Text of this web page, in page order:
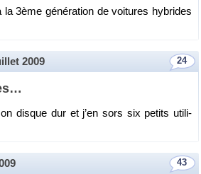
la 3ème gé­né­ra­tion de voi­tures hy­brides
24
2009
disque dur et j’en sors six pe­tits uti­li­
43